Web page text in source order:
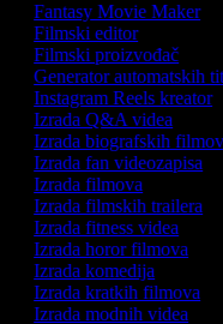
Fantasy Movie Maker
Filmski editor
Filmski proizvođač
Generator automatskih
Instagram Reels kreator
Izrada Q&A videa
Izrada biografskih
Izrada fan videozapisa
Izrada filmova
Izrada filmskih trailera
Izrada fitness videa
Izrada horor filmova
Izrada komedija
Izrada kratkih filmova
Izrada modnih videa